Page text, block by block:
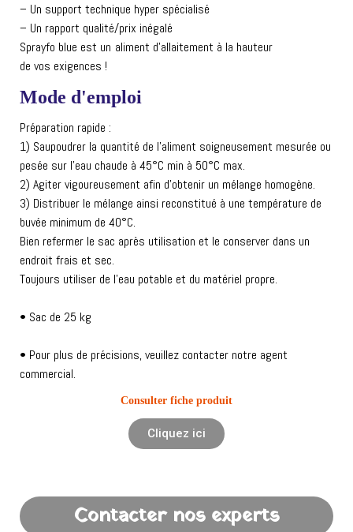
– Un support technique hyper spécialisé
– Un rapport qualité/prix inégalé
Sprayfo blue est un aliment d’allaitement à la hauteur
de vos exigences !
Mode d'emploi
Préparation rapide :
1) Saupoudrer la quantité de l’aliment soigneusement mesurée ou
pesée sur l’eau chaude à 45°C min à 50°C max.
2) Agiter vigoureusement afin d’obtenir un mélange homogène.
3) Distribuer le mélange ainsi reconstitué à une température de
buvée minimum de 40°C.
Bien refermer le sac après utilisation et le conserver dans un
endroit frais et sec.
Toujours utiliser de l’eau potable et du matériel propre.
• Sac de 25 kg
• Pour plus de précisions, veuillez contacter notre agent
commercial.
Consulter fiche produit
Cliquez ici
Contacter nos experts